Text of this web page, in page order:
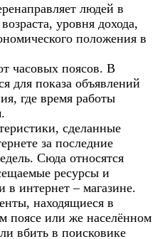
людей в
уровня дохода,
положения в
часовых поясов. В
для показа объявлений
где время работы
сделанные
за последние
Сюда относятся
ресурсы и
интернет – магазине.
находящиеся в
поясе или же населённом
вбить в поисковике